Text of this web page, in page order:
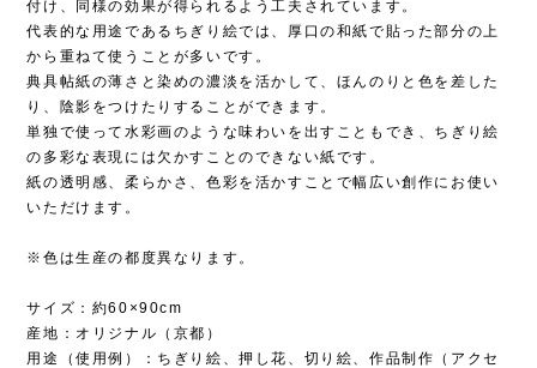
付け、同様の効果が得られるよう工夫されています。
代表的な用途であるちぎり絵では、厚口の和紙で貼った部分の上
から重ねて使うことが多いです。
典具帖紙の薄さと染めの濃淡を活かして、ほんのりと色を差した
り、陰影をつけたりすることができます。
単独で使って水彩画のような味わいを出すこともでき、ちぎり絵
の多彩な表現には欠かすことのできない紙です。
紙の透明感、柔らかさ、色彩を活かすことで幅広い創作にお使い
いただけます。
※色は生産の都度異なります。
サイズ：約60×90cm
産地：オリジナル（京都）
用途（使用例）：ちぎり絵、押し花、切り絵、作品制作（アクセ